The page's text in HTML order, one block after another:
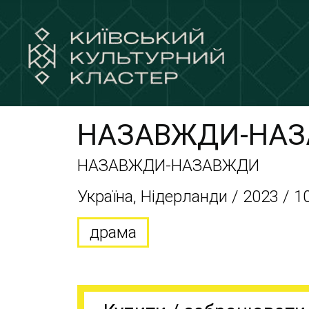
НАЗАВЖДИ-
НАЗАВЖДИ-НАЗАВЖДИ
Україна, Нідерланди / 2023 /
драма